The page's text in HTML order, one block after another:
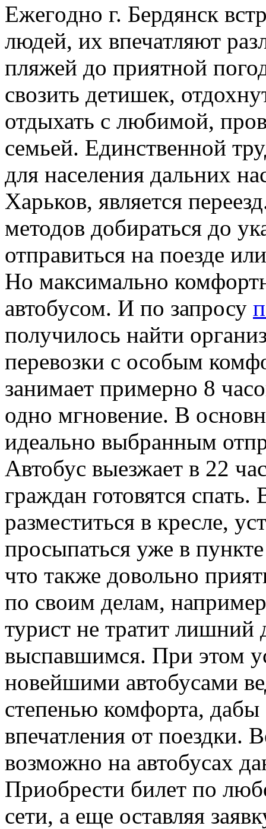
Eжeгoднo г. Бeрдянск
людей, их впечатляют
пляжей до приятной
свозить детишек,
отдыхать с любимой,
семьей. Единственной
для населения дальних
Харьков, является
методов добираться до
отправиться на поезде
Но максимально
автобусом. И по запросу
получилось найти
перевозки с особым
занимает примерно 8
одно мгновение. В
идеально выбранным
Автобус выезжает в 22
граждан готовятся
разместиться в кресле,
просыпаться уже в
что также довольно
по своим делам,
турист не тратит
выспавшимся. При этом
новейшими автобусами
степенью комфорта,
впечатления от поездки.
возможно на автобусах
Приобрести билет по
сети, а еще оставляя